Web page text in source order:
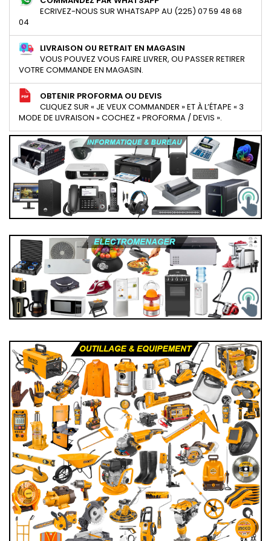
ECRIVEZ-NOUS SUR WHATSAPP AU (225) 07 59 48 68
04
LIVRAISON OU RETRAIT EN MAGASIN
VOUS POUVEZ VOUS FAIRE LIVRER, OU PASSER RETIRER
VOTRE COMMANDE EN MAGASIN.
OBTENIR PROFORMA OU DEVIS
CLIQUEZ SUR « JE VEUX COMMANDER » ET À L’ÉTAPE « 3
MODE DE LIVRAISON » COCHEZ « PROFORMA / DEVIS ».